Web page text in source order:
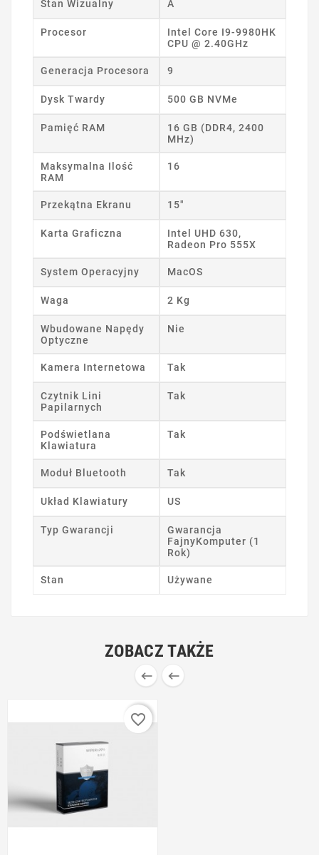
Stan Wizualny A
Procesor
Intel Core I9-9980HK
CPU @ 2.40GHz
Generacja Procesora 9
Dysk Twardy 500 GB NVMe
Pamięć RAM
16 GB (DDR4, 2400
MHz)
Maksymalna Ilość
RAM
16
Przekątna Ekranu 15"
Karta Graficzna
Intel UHD 630,
Radeon Pro 555X
System Operacyjny MacOS
Waga 2 Kg
Wbudowane Napędy
Optyczne
Nie
Kamera Internetowa Tak
Czytnik Lini
Papilarnych
Tak
Podświetlana
Klawiatura
Tak
Moduł Bluetooth Tak
Układ Klawiatury US
Typ Gwarancji
Gwarancja
FajnyKomputer (1
Rok)
Stan Używane
ZOBACZ TAKŻE
 
favorite_border